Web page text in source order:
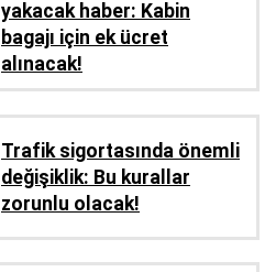
yakacak haber: Kabin
bagajı için ek ücret
alınacak!
Trafik sigortasında önemli
değişiklik: Bu kurallar
zorunlu olacak!